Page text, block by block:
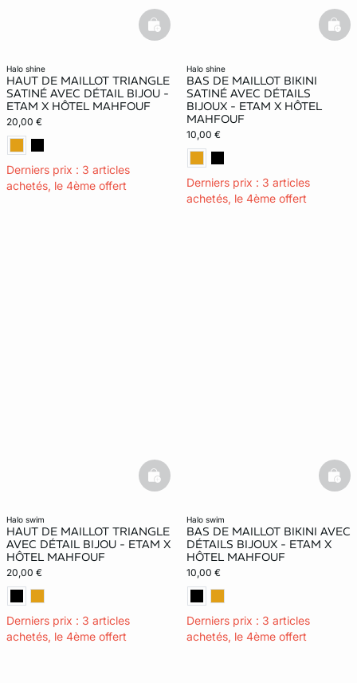
halo shine
HAUT DE MAILLOT TRIANGLE
SATINÉ AVEC DÉTAIL BIJOU -
ETAM X HÔTEL MAHFOUF
20,00 €
Derniers prix : 3 articles
achetés, le 4ème offert
basketfull
halo shine
BAS DE MAILLOT BIKINI
SATINÉ AVEC DÉTAILS
BIJOUX - ETAM X HÔTEL
MAHFOUF
10,00 €
Derniers prix : 3 articles
achetés, le 4ème offert
halo swim
HAUT DE MAILLOT TRIANGLE
AVEC DÉTAIL BIJOU - ETAM X
HÔTEL MAHFOUF
20,00 €
Derniers prix : 3 articles
achetés, le 4ème offert
basketfull
halo swim
BAS DE MAILLOT BIKINI AVEC
DÉTAILS BIJOUX - ETAM X
HÔTEL MAHFOUF
10,00 €
Derniers prix : 3 articles
achetés, le 4ème offert